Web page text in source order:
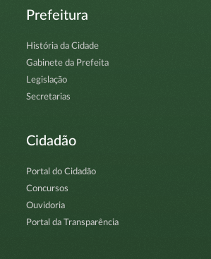
Prefeitura
História da Cidade
Gabinete da Prefeita
Legislação
Secretarias
Cidadão
Portal do Cidadão
Concursos
Ouvidoria
Portal da Transparência